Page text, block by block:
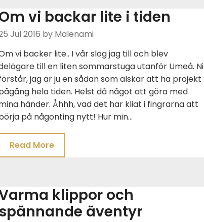
vi backar lite i tiden
Jul 2016 by Malenami
vi backer lite.. I vår slog jag till och blev
till en liten sommarstuga utanför Umeå. Ni
jag är ju en sådan som älskar att ha projekt
hela tiden. Helst då något att göra med
händer. Åhhh, vad det har kliat i fingrarna att
på någonting nytt! Hur min…
Read More
klippor och
äventyr